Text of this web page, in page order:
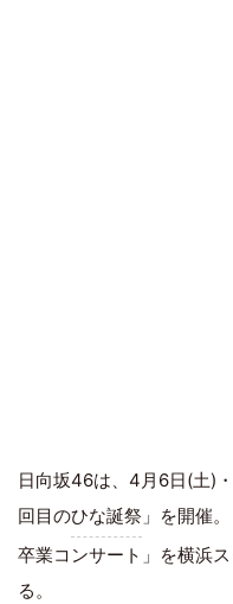
日向坂46は、4月6日(土)
回目のひな誕祭 」を開催
卒業コンサート」を横浜
る。